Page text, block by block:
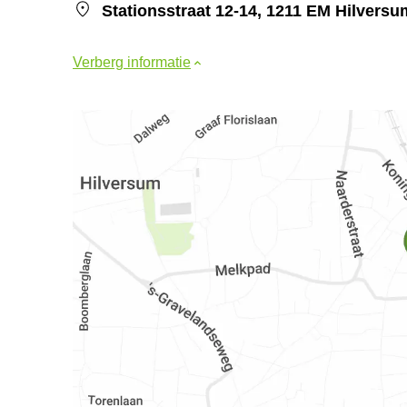
Stationsstraat 12-14, 1211 EM
Verberg informatie